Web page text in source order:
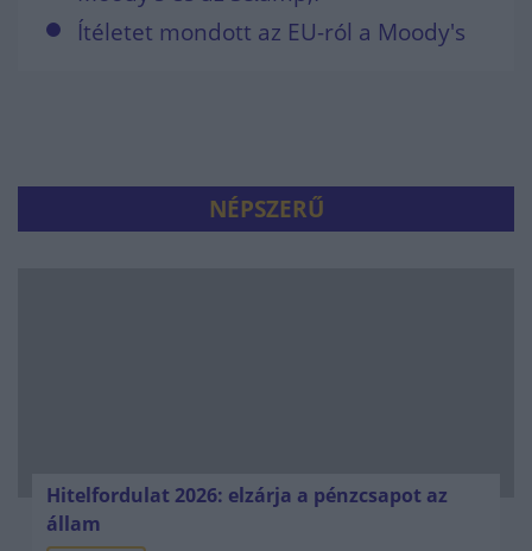
Ítéletet mondott az EU-ról a Moody's
NÉPSZERŰ
Hitelfordulat 2026: elzárja a pénzcsapot az
állam